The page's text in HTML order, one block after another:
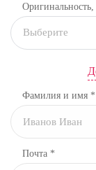
Выберите
Фамилия и имя *
Почта *